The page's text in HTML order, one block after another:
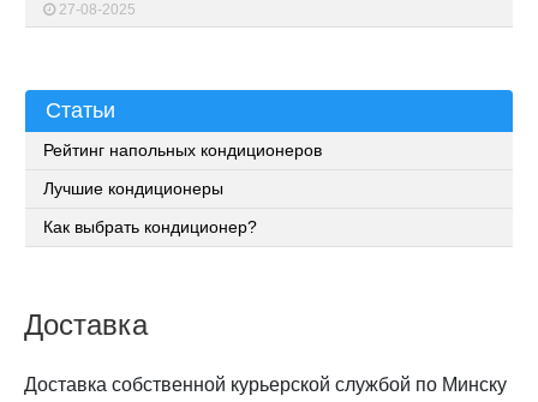
27-08-2025
Статьи
Рейтинг напольных кондиционеров
Лучшие кондиционеры
Как выбрать кондиционер?
Доставка
Доставка собственной курьерской службой по Минску